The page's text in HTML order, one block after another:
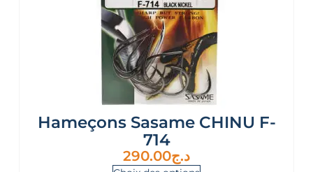
Hameçons Sasame CHINU F-
714
د.ج290.00